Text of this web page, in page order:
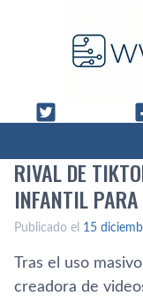
RIVAL DE
INFANTIL
Publicado el 15
Tras el uso
creadora de